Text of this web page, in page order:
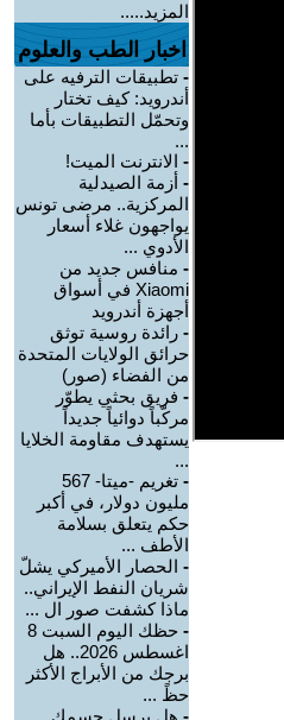
المزيد.....
اخبار الطب والعلوم
- تطبيقات الترفيه على
أندرويد: كيف تختار
وتحمّل التطبيقات بأما
...
- الانترنت الميت!
- أزمة الصيدلية
المركزية.. مرضى تونس
يواجهون غلاء أسعار
الأدوي ...
- منافس جديد من
Xiaomi في أسواق
أجهزة أندرويد
- رائدة روسية توثق
حرائق الولايات المتحدة
من الفضاء (صور)
- فريق بحثي يطوّر
مركّباً دوائياً جديداً
يستهدف مقاومة الخلايا
...
-
تغريم -ميتا- 567
مليون دولار، في أكبر
حكم يتعلق بسلامة
الأطف ...
- الحصار الأميركي يشلّ
شريان النفط الإيراني..
ماذا كشفت صور ال ...
-
حظك اليوم السبت 8
اغسطس 2026.. هل
برجك من الأبراج الأكثر
حظً ...
- هل يرسل جسمك